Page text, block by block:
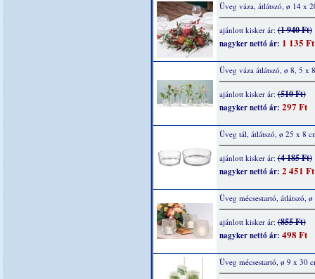
Üveg váza, átlátszó, ø 14 x
ajánlott kisker ár:(1 940 Ft)
nagyker nettó ár: 1 135 Ft
Üveg váza átlátszó, ø 8, 5 x
ajánlott kisker ár:(510 Ft)
nagyker nettó ár: 297 Ft
Üveg tál, átlátszó, ø 25 x 8
ajánlott kisker ár:(4 185 Ft)
nagyker nettó ár: 2 451 Ft
Üveg mécsestartó, átlátszó,
ajánlott kisker ár:(855 Ft)
nagyker nettó ár: 498 Ft
Üveg mécsestartó, ø 9 x 30